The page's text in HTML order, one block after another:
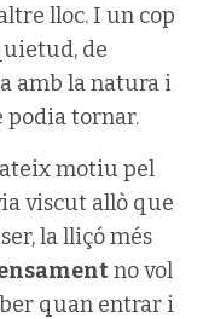
lloc. I un cop
de
amb la natura i
podia tornar.
motiu pel
viscut allò que
la lliçó més
no vol
quan entrar i